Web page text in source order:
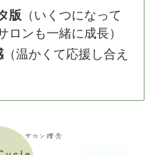
版 （いくつになって
ロンも一緒に成長）
（温かくて応援し合え